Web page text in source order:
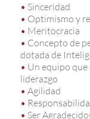
• Sinceridad
• Optimismo y
• Meritocracia
• Concepto de
dotada de
• Un equipo
liderazgo
• Agilidad
•
• Ser